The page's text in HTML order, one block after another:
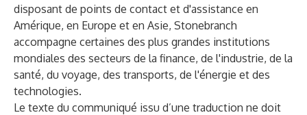
disposant de points de contact et d'assistance en
Amérique, en Europe et en Asie, Stonebranch
accompagne certaines des plus grandes institutions
mondiales des secteurs de la finance, de l'industrie, de la
santé, du voyage, des transports, de l'énergie et des
technologies.
Le texte du communiqué issu d’une traduction ne doit